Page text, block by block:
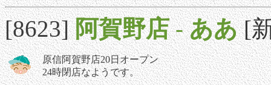
[8623]阿賀野店-ああ [
原信阿賀野店20日オープン
24時閉店なようです。